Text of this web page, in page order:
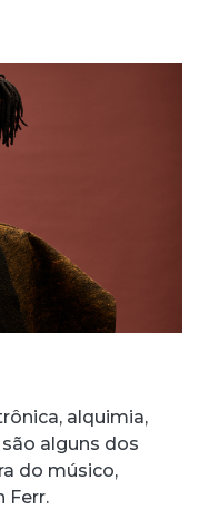
alquimia,
alguns dos
do músico,
Ferr.